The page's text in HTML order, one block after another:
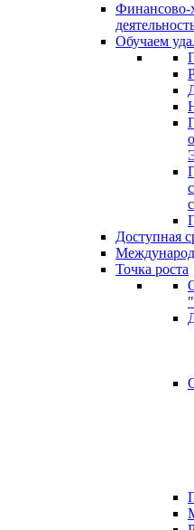
Финансово-
Обучаем
Доступная
Точка роста